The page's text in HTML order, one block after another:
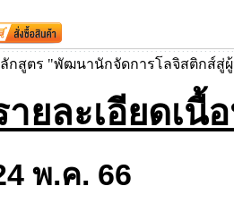
กสูตร "พัฒนานักจัดการโลจิสติกส์สู่ผู้
ายละเอียดเนื้
พ.ค. 66